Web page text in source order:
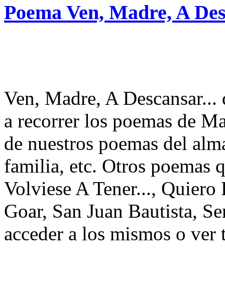
Poema Ven, Madre, A
Ven, Madre, A
a recorrer los poemas de
de nuestros poemas del
familia, etc. Otros poemas
Volviese A Tener..., Quiero
Goar, San Juan Bautista,
acceder a los mismos o